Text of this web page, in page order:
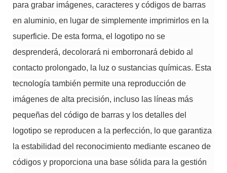
para grabar imágenes, caracteres y códigos de barras
en aluminio, en lugar de simplemente imprimirlos en la
superficie. De esta forma, el logotipo no se
desprenderá, decolorará ni emborronará debido al
contacto prolongado, la luz o sustancias químicas. Esta
tecnología también permite una reproducción de
imágenes de alta precisión, incluso las líneas más
pequeñas del código de barras y los detalles del
logotipo se reproducen a la perfección, lo que garantiza
la estabilidad del reconocimiento mediante escaneo de
códigos y proporciona una base sólida para la gestión